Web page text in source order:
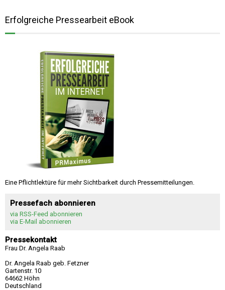
Erfolgreiche Pressearbeit eBook
Eine Pflichtlektüre für mehr Sichtbarkeit durch Pressemitteilungen.
Pressefach abonnieren
via RSS-Feed abonnieren
via E-Mail abonnieren
Pressekontakt
Frau Dr. Angela Raab
Dr. Angela Raab geb. Fetzner
Gartenstr. 10
64662 Höhn
Deutschland